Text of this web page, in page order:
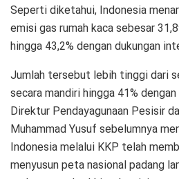
Seperti diketahui, Indonesia
emisi gas rumah kaca sebesar
hingga 43,2% dengan dukungan
Jumlah tersebut lebih tinggi dari
secara mandiri hingga 41%
Direktur Pendayagunaan Pesisir
Muhammad Yusuf sebelumnya
Indonesia melalui KKP telah
menyusun peta nasional padang